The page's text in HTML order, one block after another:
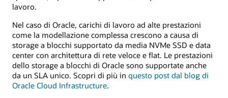
lavoro.
Nel caso di Oracle, carichi di lavoro ad alte prestazioni
come la modellazione complessa crescono a causa di
storage a blocchi supportato da media NVMe SSD e data
center con architettura di rete veloce e flat. Le prestazioni
dello storage a blocchi di Oracle sono supportate anche
da un SLA unico. Scopri di più in questo post dal blog di
Oracle Cloud Infrastructure.